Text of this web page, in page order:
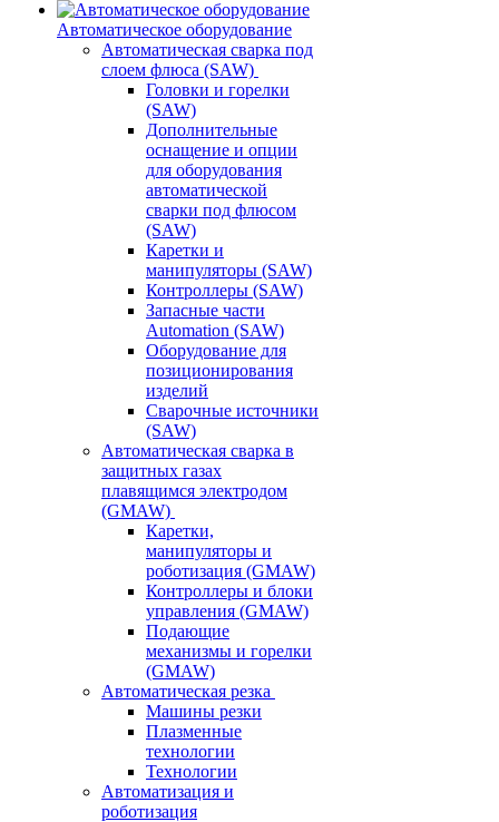
Автоматическое оборудование
Автоматическая сварка под
слоем флюса (SAW)
Головки и горелки
(SAW)
Дополнительные
оснащение и опции
для оборудования
автоматической
сварки под флюсом
(SAW)
Каретки и
манипуляторы (SAW)
Контроллеры (SAW)
Запасные части
Automation (SAW)
Оборудование для
позиционирования
изделий
Сварочные источники
(SAW)
Автоматическая сварка в
защитных газах
плавящимся электродом
(GMAW)
Каретки,
манипуляторы и
роботизация (GMAW)
Контроллеры и блоки
управления (GMAW)
Подающие
механизмы и горелки
(GMAW)
Автоматическая резка
Машины резки
Плазменные
технологии
Технологии
Автоматизация и
роботизация